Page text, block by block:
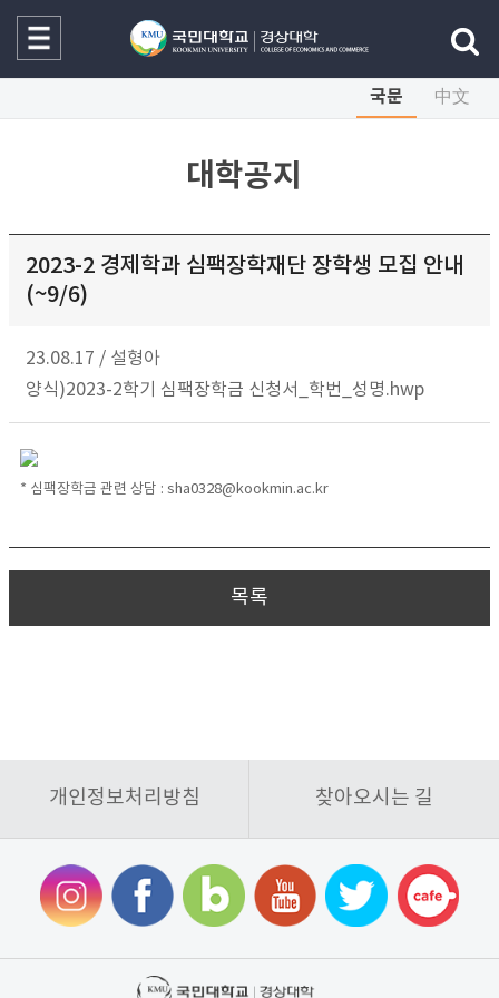
국문 中文
대학공지
2023-2 경제학과 심팩장학재단 장학생 모집 안내
(~9/6)
23.08.17 / 설형아
양식)2023-2학기 심팩장학금 신청서_학번_성명.hwp
* 심팩장학금 관련 상담 : sha0328@kookmin.ac.kr
목록
개인정보처리방침 찾아오시는 길